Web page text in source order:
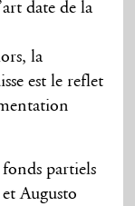
date de la
la
est le reflet
partiels
Augusto